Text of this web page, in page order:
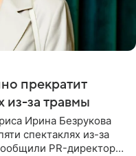
прекратит
из-за травмы
Ирина Безрукова
спектаклях из-за
PR-директор